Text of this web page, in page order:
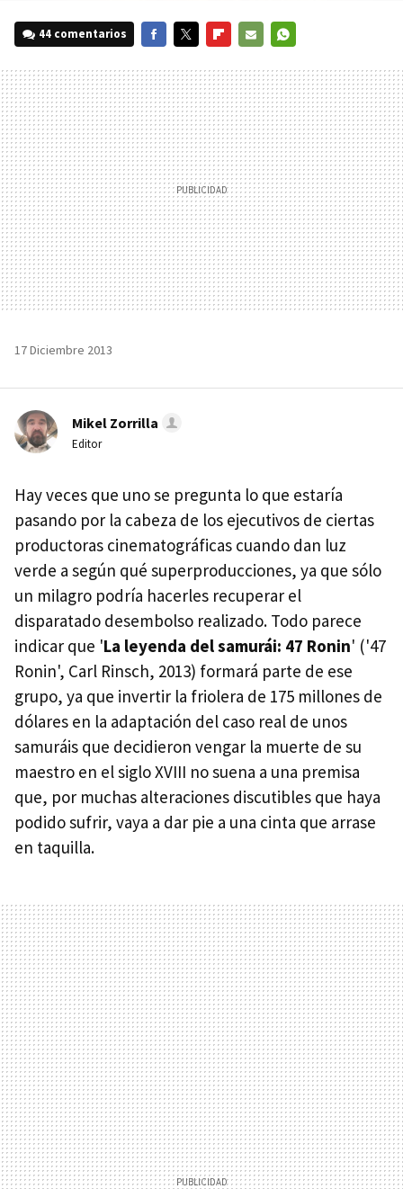
44 comentarios
MAIL
17 Diciembre 2013
Mikel Zorrilla
Editor
Hay veces que uno se pregunta lo que estaría
pasando por la cabeza de los ejecutivos de ciertas
productoras cinematográficas cuando dan luz
verde a según qué superproducciones, ya que sólo
un milagro podría hacerles recuperar el
disparatado desembolso realizado. Todo parece
indicar que 'La leyenda del samurái: 47 Ronin' ('47
Ronin', Carl Rinsch, 2013) formará parte de ese
grupo, ya que invertir la friolera de 175 millones de
dólares en la adaptación del caso real de unos
samuráis que decidieron vengar la muerte de su
maestro en el siglo XVIII no suena a una premisa
que, por muchas alteraciones discutibles que haya
podido sufrir, vaya a dar pie a una cinta que arrase
en taquilla.